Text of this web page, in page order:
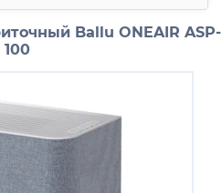
Ballu ONEAIR ASP-
100